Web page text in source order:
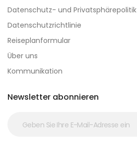
Datenschutz- und Privatsphärepolitik
Datenschutzrichtlinie
Reiseplanformular
Über uns
Kommunikation
Newsletter abonnieren